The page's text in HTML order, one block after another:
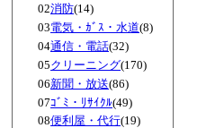
02消防(14)
03電気・ｶﾞｽ・水道(8)
04通信・電話(32)
05クリーニング(170)
06新聞・放送(86)
07ｺﾞﾐ・ﾘｻｲｸﾙ(49)
08便利屋・代行(19)